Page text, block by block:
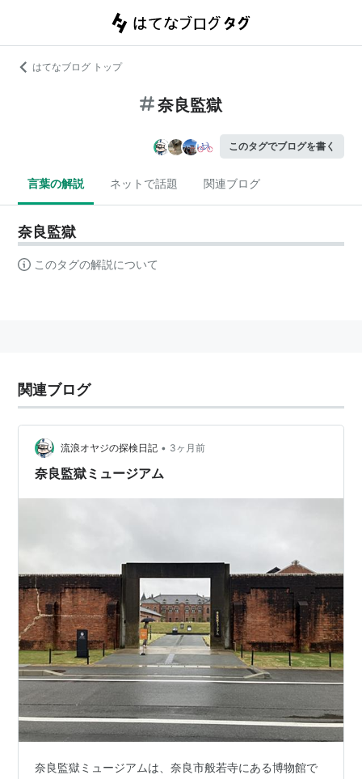
はてなブログ トップ
奈良監獄
このタグでブログを書く
言葉の解説 ネットで話題 関連ブログ
奈良監獄
このタグの解説について
関連ブログ
流浪オヤジの探検日記 • 3ヶ月前
奈良監獄ミュージアム
奈良監獄ミュージアムは、奈良市般若寺にある博物館で